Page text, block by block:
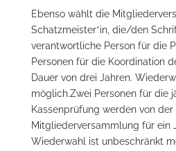
Ebenso wählt die
Schatzmeister*in, die/den
verantwortliche Person für die
Personen für die Koordination
Dauer von drei Jahren.
möglich.Zwei Personen für die
Kassenprüfung werden von der
Mitgliederversammlung für ein
Wiederwahl ist unbeschränkt